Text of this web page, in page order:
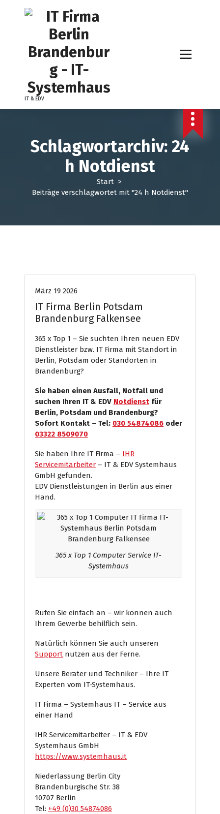
IT & EDV
Schlagwortarchiv: 24
h Notdienst
Start>
Beiträge verschlagwortet mit "24 h Notdienst"
März 19 2026
IT Firma Berlin Potsdam
Brandenburg Falkensee
365 x Top 1 – Sie suchten Ihren neuen EDV
Dienstleister bzw. IT Firma mit Standort in
Berlin, Potsdam oder Standorten in
Brandenburg?
Sie haben einen Ausfall, Notfall und
suchen Ihren IT & EDV Notdienst für
Berlin, Potsdam und Brandenburg?
Sofort Kontakt – Tel: 030 54874086 oder
03322 8509070
Sie haben Ihre IT Firma – IHR
Servicemitarbeiter – IT & EDV Systemhaus
GmbH gefunden.
EDV Dienstleistungen in Berlin aus einer
Hand.
365 x Top 1 Computer Service IT-
Systemhaus
Rufen Sie einfach an – wir können auch
Ihrem Gewerbe behilflich sein.
Natürlich können Sie auch unseren
Support nutzen aus der Ferne.
Unsere Berater und Techniker – Ihre IT
Experten vom IT-Systemhaus.
IT Firma – Systemhaus IT – Service aus
einer Hand
IHR Servicemitarbeiter – IT & EDV
Systemhaus GmbH
https://www.systemhaus.it
Niederlassung Berlin City
Brandenburgische Str. 38
10707 Berlin
Tel: +49 (0)30 54874086